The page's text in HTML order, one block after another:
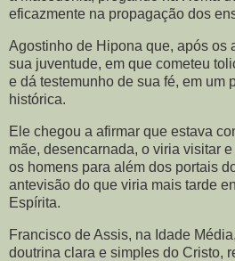
eficazmente na propagação dos
Agostinho de Hipona que, após os
sua juventude, em que cometeu
e dá testemunho de sua fé, em um
histórica.
Ele chegou a afirmar que estava
mãe, desencarnada, o viria visitar
os homens para além dos portais
antevisão do que viria mais tarde
Espírita.
Francisco de Assis, na Idade
doutrina clara e simples do Cristo,